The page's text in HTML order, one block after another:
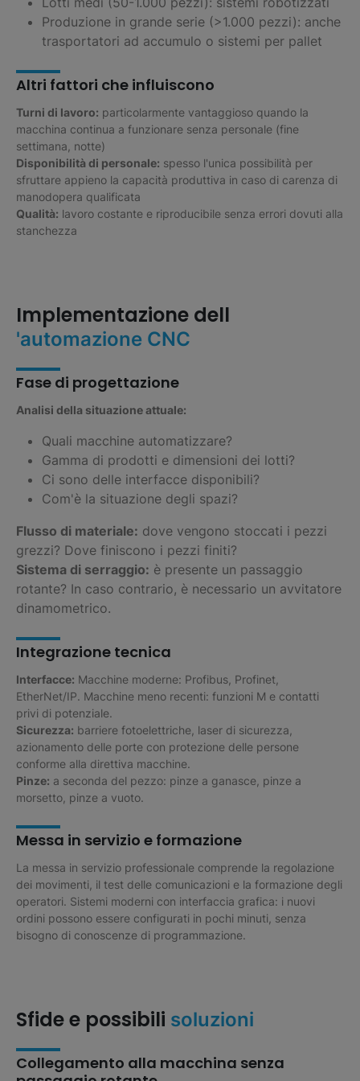
Produzione in grande serie (>1.000 pezzi): anche
trasportatori ad accumulo o sistemi per pallet
Altri fattori che influiscono
Turni di lavoro: particolarmente vantaggioso quando la
macchina continua a funzionare senza personale (fine
settimana, notte)
Disponibilità di personale: spesso l'unica possibilità per
sfruttare appieno la capacità produttiva in caso di carenza di
manodopera qualificata
Qualità: lavoro costante e riproducibile senza errori dovuti alla
stanchezza
Implementazione dell
'automazione CNC
Fase di progettazione
Analisi della situazione attuale:
Quali macchine automatizzare?
Gamma di prodotti e dimensioni dei lotti?
Ci sono delle interfacce disponibili?
Com'è la situazione degli spazi?
Flusso di materiale: dove vengono stoccati i pezzi
grezzi? Dove finiscono i pezzi finiti?
Sistema di serraggio: è presente un passaggio
rotante? In caso contrario, è necessario un avvitatore
dinamometrico.
Integrazione tecnica
Interfacce: Macchine moderne: Profibus, Profinet,
EtherNet/IP. Macchine meno recenti: funzioni M e contatti
privi di potenziale.
Sicurezza: barriere fotoelettriche, laser di sicurezza,
azionamento delle porte con protezione delle persone
conforme alla direttiva macchine.
Pinze: a seconda del pezzo: pinze a ganasce, pinze a
morsetto, pinze a vuoto.
Messa in servizio e formazione
La messa in servizio professionale comprende la regolazione
dei movimenti, il test delle comunicazioni e la formazione degli
operatori. Sistemi moderni con interfaccia grafica: i nuovi
ordini possono essere configurati in pochi minuti, senza
bisogno di conoscenze di programmazione.
Sfide e possibili soluzioni
Collegamento alla macchina senza